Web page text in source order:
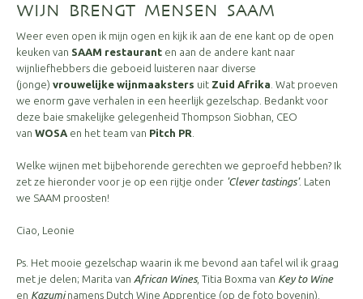
WIJN BRENGT MENSEN SAAM
Weer even open ik mijn ogen en kijk ik aan de ene kant op de open
keuken van SAAM restaurant en aan de andere kant naar
wijnliefhebbers die geboeid luisteren naar diverse
(jonge) vrouwelijke wijnmaaksters uit Zuid Afrika . Wat proeven
we enorm gave verhalen in een heerlijk gezelschap. Bedankt voor
deze baie smakelijke gelegenheid Thompson Siobhan, CEO
van WOSA en het team van Pitch PR
Welke wijnen met bijbehorende gerechten we geproefd hebben? Ik
zet ze hieronder voor je op een rijtje onder 'Clever tastings'. Laten
we SAAM proosten!
Ciao, Leonie
Ps. Het mooie gezelschap waarin ik me bevond aan tafel wil ik graag
met je delen; Marita van African Wines, Titia Boxma van Key to Wine
en Kazuminamens Dutch Wine Apprentice (op de foto bovenin).